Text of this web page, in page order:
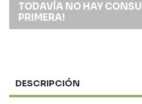
TODAVÍA NO HAY
PRIMERA!
DESCRIPCIÓN